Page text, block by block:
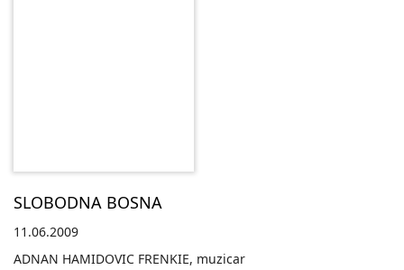
SLOBODNA BOSNA
11.06.2009
ADNAN HAMIDOVIC FRENKIE, muzicar